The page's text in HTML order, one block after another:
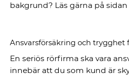
bakgrund? Läs gärna på
Ansvarsförsäkring och trygghet
En seriös rörfirma ska vara
innebär att du som kund är